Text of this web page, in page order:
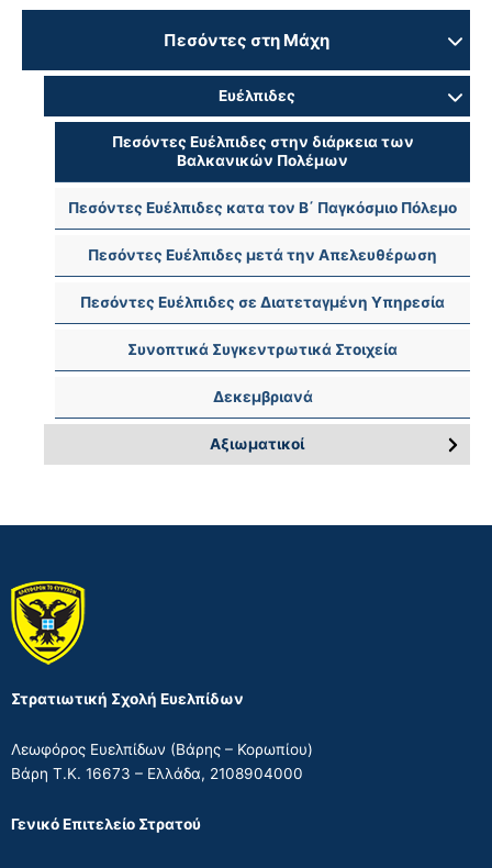
Πεσόντες στη Μάχη
Ευέλπιδες
Πεσόντες Ευέλπιδες στην διάρκεια των
Βαλκανικών Πολέμων
Πεσόντες Ευέλπιδες κατα τον Β΄ Παγκόσμιο Πόλεμο
Πεσόντες Ευέλπιδες μετά την Απελευθέρωση
Πεσόντες Ευέλπιδες σε Διατεταγμένη Υπηρεσία
Συνοπτικά Συγκεντρωτικά Στοιχεία
Δεκεμβριανά
Αξιωματικοί
Στρατιωτική Σχολή Ευελπίδων
Λεωφόρος Ευελπίδων (Βάρης – Κορωπίου)
Βάρη Τ.Κ. 16673 – Ελλάδα, 2108904000
Γενικό Επιτελείο Στρατού